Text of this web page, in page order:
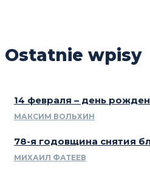
Ostatnie wpisy
14 февраля – день
МАКСИМ ВОЛЬХИН
78-я годовщина снятия
МИХАИЛ ФАТЕЕВ